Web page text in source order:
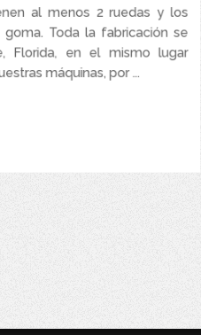
al menos 2 ruedas y los
Toda la fabricación se
Florida, en el mismo lugar
máquinas, por ...
Laser Power Washer Trailers
Agua Caliente – Pro Super Skid
entre 5.5 – 8 y 3.000 – 4.000 PSI